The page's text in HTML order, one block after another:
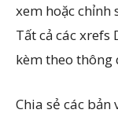
xem hoặc chỉnh
Tất cả các xrefs
kèm theo thông
Chia sẻ các